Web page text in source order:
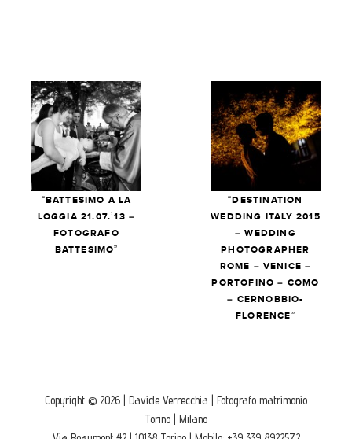
“BATTESIMO A LA
LOGGIA 21.07.’13 –
FOTOGRAFO
BATTESIMO”
“DESTINATION
WEDDING ITALY 2015
– WEDDING
PHOTOGRAPHER
ROME – VENICE –
PORTOFINO – COMO
– CERNOBBIO-
FLORENCE”
Copyright © 2026 | Davide Verrecchia | Fotografo matrimonio
Torino | Milano